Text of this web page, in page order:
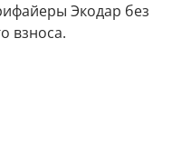
Экодар без
взноса.